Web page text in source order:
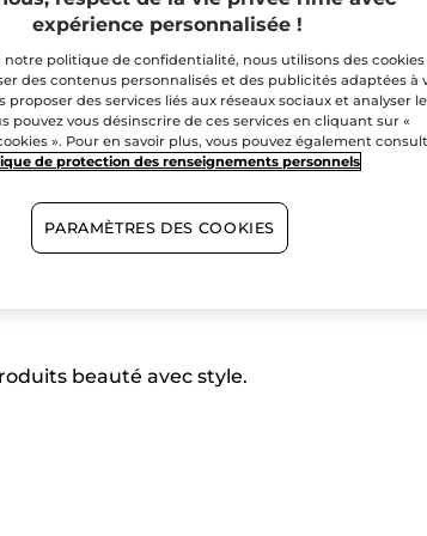
beauté avec style.
expérience personnalisée !
notre politique de confidentialité, nous utilisons des cookies
des contenus personnalisés et des publicités adaptées à
proposer des services liés aux réseaux sociaux et analyser le
pouvez vous désinscrire de ces services en cliquant sur «
». Pour en savoir plus, vous pouvez également
de protection des renseignements personnels
PARAMÈTRES DES COOKIES